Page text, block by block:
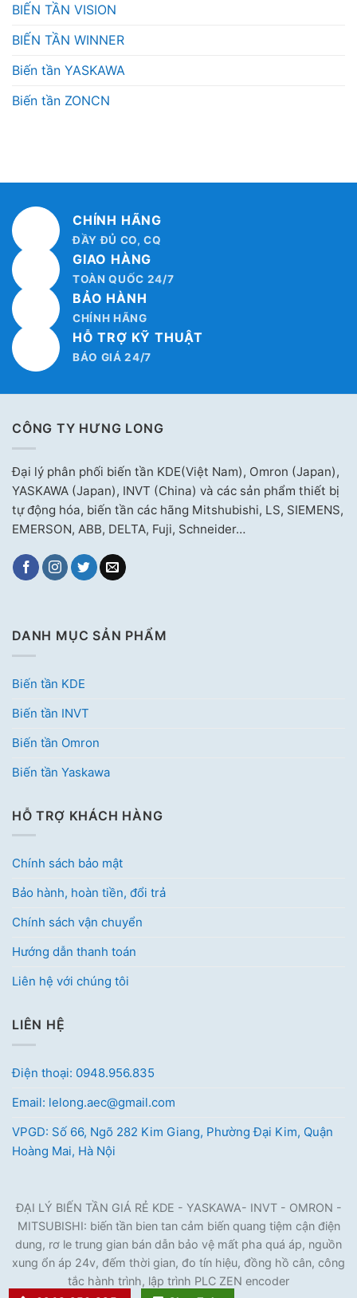
BIẾN TẦN VISION
BIẾN TẦN WINNER
Biến tần YASKAWA
Biến tần ZONCN
CHÍNH HÃNG
ĐẦY ĐỦ CO, CQ
GIAO HÀNG
TOÀN QUỐC 24/7
BẢO HÀNH
CHÍNH HÃNG
HỖ TRỢ KỸ THUẬT
BÁO GIÁ 24/7
CÔNG TY HƯNG LONG
Đại lý phân phối biến tần KDE(Việt Nam), Omron (Japan),
YASKAWA (Japan), INVT (China) và các sản phẩm thiết bị
tự động hóa, biến tần các hãng Mitshubishi, LS, SIEMENS,
EMERSON, ABB, DELTA, Fuji, Schneider…
DANH MỤC SẢN PHẨM
Biến tần KDE
Biến tần INVT
Biến tần Omron
Biến tần Yaskawa
HỖ TRỢ KHÁCH HÀNG
Chính sách bảo mật
Bảo hành, hoàn tiền, đổi trả
Chính sách vận chuyển
Hướng dẫn thanh toán
Liên hệ với chúng tôi
LIÊN HỆ
Điện thoại: 0948.956.835
Email: lelong.aec@gmail.com
VPGD: Số 66, Ngõ 282 Kim Giang, Phường Đại Kim, Quận
Hoàng Mai, Hà Nội
ĐẠI LÝ BIẾN TẦN GIÁ RẺ KDE - YASKAWA- INVT - OMRON -
MITSUBISHI: biến tần bien tan cảm biến quang tiệm cận điện
dung, rơ le trung gian bán dẫn bảo vệ mất pha quá áp, nguồn
xung ổn áp 24v, đếm thời gian, đo tín hiệu, đồng hồ cân, công
tắc hành trình, lập trình PLC ZEN encoder